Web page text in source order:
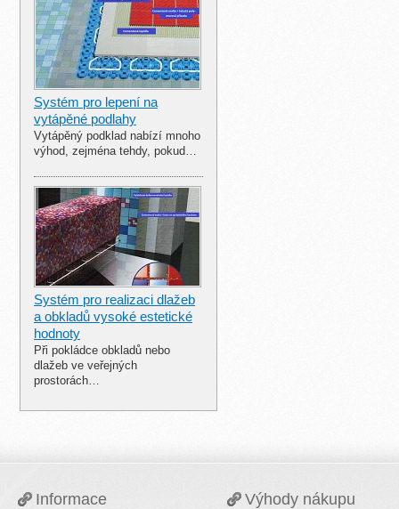
Systém pro lepení na
vytápěné podlahy
Vytápěný podklad nabízí mnoho
výhod, zejména tehdy, pokud…
Systém pro realizaci dlažeb
a obkladů vysoké estetické
hodnoty
Při pokládce obkladů nebo
dlažeb ve veřejných
prostorách…
Informace Výhody nákupu